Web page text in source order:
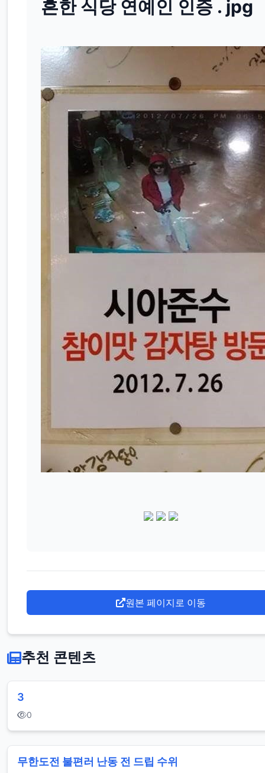
흔한 식당 연예인 인증 . jpg
원본 페이지로 이동
추천 콘텐츠
3
0
무한도전 불편러 난동 전 드립 수위